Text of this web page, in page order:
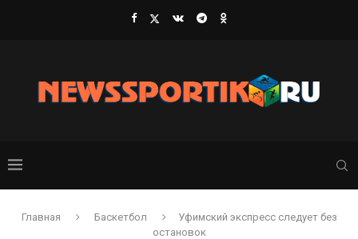
Главная Баскетбол
Уфимский экспресс следует без
остановок